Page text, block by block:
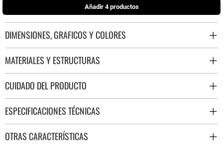
Añadir 4 productos
DIMENSIONES, GRAFICOS Y COLORES
MATERIALES Y ESTRUCTURAS
CUIDADO DEL PRODUCTO
ESPECIFICACIONES TÉCNICAS
OTRAS CARACTERÍSTICAS